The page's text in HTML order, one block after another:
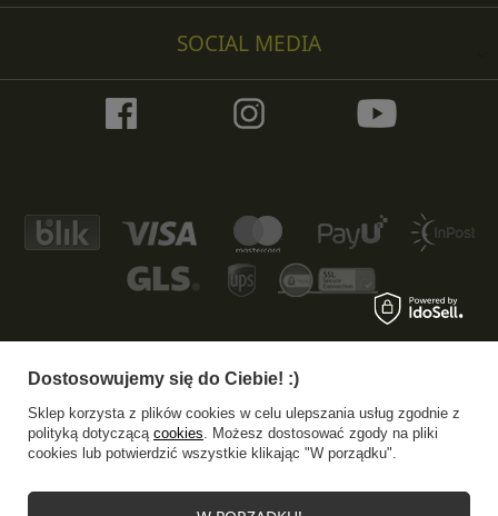
SOCIAL MEDIA
+48 533 372 997 info@specshop.pl
SpecShop.pl,Bałtycka 6, 61-013Poznań
Dostosowujemy się do Ciebie! :)
Sklep korzysta z plików cookies w celu ulepszania usług zgodnie z
polityką dotyczącą cookies. Możesz dostosować zgody na pliki
cookies lub potwierdzić wszystkie klikając "W porządku".